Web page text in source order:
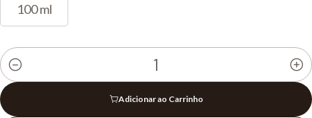
100 ml
Quantidade
Adicionar ao Carrinho